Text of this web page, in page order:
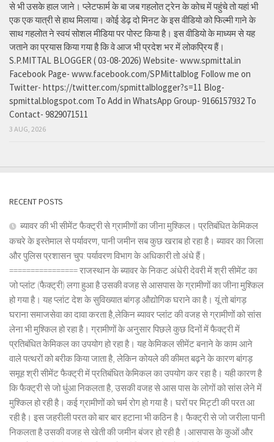
से भी उसके हाल जाने। प्लेटफार्म के बा जब गहलोत ट्रेन के कोच में पहुंचे तो यहां भी
एक एक यात्री से हाथ मिलाया। कोई डेढ़ दो मिनट के इस वीडियो को फिल्मी गाने के
साथ गहलोत ने स्वयं सोशल मीडिया पर पोस्ट किया है। इस वीडियो के माध्यम से यह
जताने का प्रयास किया गया है कि वे आज भी प्रदेश भर में लोकप्रिय हैं।
S.P.MITTAL BLOGGER ( 03-08-2026) Website- www.spmittal.in
Facebook Page- www.facebook.com/SPMittalblog Follow me on
Twitter- https://twitter.com/spmittalblogger?s=11 Blog-
spmittal.blogspot.com To Add in WhatsApp Group- 9166157932 To
Contact- 9829071511
3 AUG, 2026
RECENT POSTS
ब्यावर की भी सीमेंट फैक्ट्री से ग्रामीणों का जीना मुश्किल। प्रतिबंधित केमिकल
कचरे के इस्तेमाल से पर्यावरण, पानी जमीन सब कुछ खराब हो रहा है। ब्यावर का जिला
और पुलिस प्रशासन चुप: पर्यावरण विभाग के अधिकारी तो अंधे हैं।
================ राजस्थान के ब्यावर के निकट अंधेरी देवरी में श्री सीमेंट का
जो प्लांट (फैक्ट्री) लगा हुआ है उसकी वजह से आसपास के ग्रामीणों का जीना मुश्किल
हो गया है। यह प्लांट देश के सुविख्यात बांगड़ औद्योगिक घराने का है। यूं तो बांगड़
घराना समाजसेवा का दावा करता है,लेकिन ब्यावर प्लांट की वजह से ग्रामीणों को सांस
लेना भी मुश्किल हो रहा है। ग्रामीणों के अनुसार पिछले कुछ दिनों में फैक्ट्री में
प्रतिबंधित केमिकल का उपयोग हो रहा है। यह केमिकल सीमेंट बनाने के काम आने
वाले पत्थरों को बरीक किया जाता है, लेकिन कोयले की कीमत बढ़ने के कारण बांगड़
समूह श्री सीमेंट फैक्ट्री में प्रतिबंधित केमिकल का उपयोग कर रहा है। यही कारण है
कि फैक्ट्री से जो धुंआ निकलता है, उसकी वजह से आस पास के लोगों को सांस लेने में
मुश्किल हो रही है। कई ग्रामीणों को चर्म रोग हो गया है। घरों पर मिट्टी की परत आ
रही है। इस जहरीली परत को बार बार हटाना भी कठिन है। फैक्ट्री से जो जरीला पानी
निकलता है उसकी वजह से खेती की जमीन बंजर हो रही है ।आसपास के कुओं और